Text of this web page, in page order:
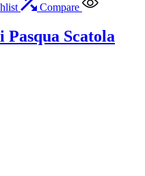
Compare
Pasqua Scatola